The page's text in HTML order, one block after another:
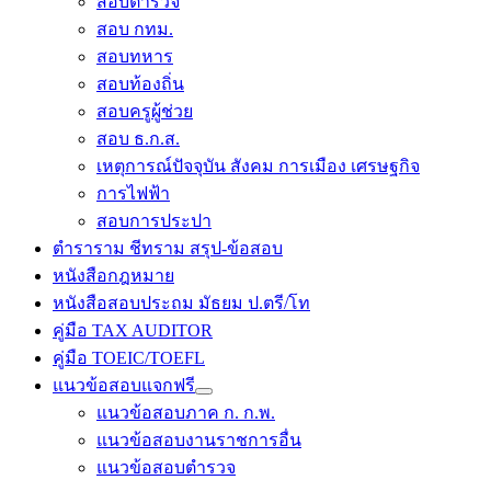
สอบ กทม.
สอบทหาร
สอบท้องถิ่น
สอบครูผู้ช่วย
สอบ ธ.ก.ส.
เหตุการณ์ปัจจุบัน สังคม การเมือง เศรษฐกิจ
การไฟฟ้า
สอบการประปา
ตำราราม ชีทราม สรุป-ข้อสอบ
หนังสือกฎหมาย
หนังสือสอบประถม มัธยม ป.ตรี/โท
คู่มือ TAX AUDITOR
คู่มือ TOEIC/TOEFL
แนวข้อสอบแจกฟรี
แนวข้อสอบภาค ก. ก.พ.
แนวข้อสอบงานราชการอื่น
แนวข้อสอบตำรวจ